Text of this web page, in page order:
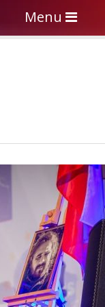
Toggle
navigation
Menu